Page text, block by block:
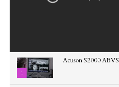
1
Acuson S2000 ABVS